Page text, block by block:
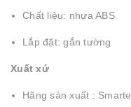
Chất liệu: nhựa ABS
Lắp đặt: gắn tường
Xuất xứ
Hãng sản xuất :